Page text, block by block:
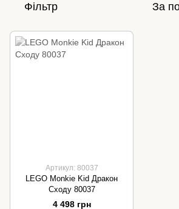
Фільтр За
Артикул: 80037
LEGO Monkie Kid Дракон
Сходу 80037
4 498 грн